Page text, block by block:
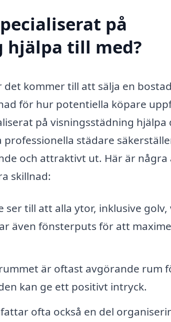
på
hjälpa till med?
kommer till att sälja en
för hur potentiella köpare
på visningsstädning hjälpa
städare
och attraktivt ut. Här är några
skillnad:
ser till att alla ytor, inklusive
även fönsterputs för att
är oftast avgörande rum
kan ge ett positivt intryck.
ofta också en del